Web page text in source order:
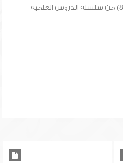
الآخرة - 1413هـ، وهي الدرس (83) من سلسلة الدروس العلمية